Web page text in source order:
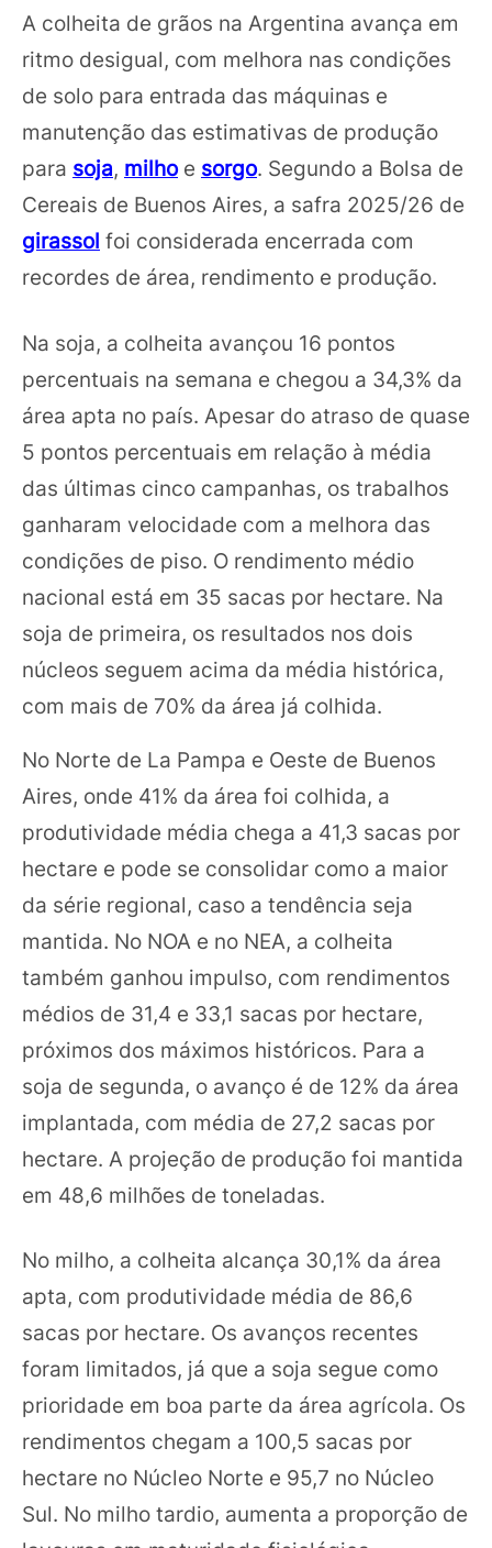
A colheita de grãos na Argentina avança em
ritmo desigual, com melhora nas condições
de solo para entrada das máquinas e
manutenção das estimativas de produção
para soja, milhoe sorgo. Segundo a Bolsa de
Cereais de Buenos Aires, a safra 2025/26 de
girassol foi considerada encerrada com
recordes de área, rendimento e produção.
Na soja, a colheita avançou 16 pontos
percentuais na semana e chegou a 34,3% da
área apta no país. Apesar do atraso de quase
5 pontos percentuais em relação à média
das últimas cinco campanhas, os trabalhos
ganharam velocidade com a melhora das
condições de piso. O rendimento médio
nacional está em 35 sacas por hectare. Na
soja de primeira, os resultados nos dois
núcleos seguem acima da média histórica,
com mais de 70% da área já colhida.
No Norte de La Pampa e Oeste de Buenos
Aires, onde 41% da área foi colhida, a
produtividade média chega a 41,3 sacas por
hectare e pode se consolidar como a maior
da série regional, caso a tendência seja
mantida. No NOA e no NEA, a colheita
também ganhou impulso, com rendimentos
médios de 31,4 e 33,1 sacas por hectare,
próximos dos máximos históricos. Para a
soja de segunda, o avanço é de 12% da área
implantada, com média de 27,2 sacas por
hectare. A projeção de produção foi mantida
em 48,6 milhões de toneladas.
No milho, a colheita alcança 30,1% da área
apta, com produtividade média de 86,6
sacas por hectare. Os avanços recentes
foram limitados, já que a soja segue como
prioridade em boa parte da área agrícola. Os
rendimentos chegam a 100,5 sacas por
hectare no Núcleo Norte e 95,7 no Núcleo
Sul. No milho tardio, aumenta a proporção de